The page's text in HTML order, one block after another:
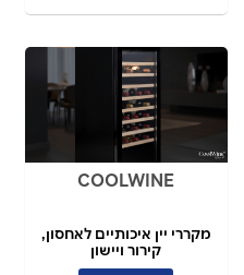
COOLWINE
מקררי יין איכותיים לאחסון,
קירור ויישון